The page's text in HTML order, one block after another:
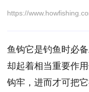
https://
鱼钩它是钓鱼时必
却起着相当重要作
钩牢，进而才可把